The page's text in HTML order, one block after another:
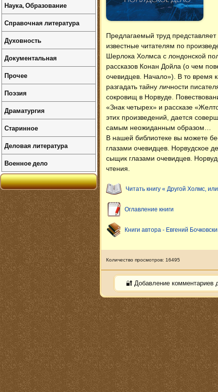
Предлагаемый труд
известные читателям по
Шерлока Холмса с лондонской
рассказов Конан Дойла (о чем
очевидцев. Начало»). В то время
разгадать тайну личности
сокровищ в Норвуде.
«Знак четырех» и рассказе
этих произведений, дается
самым неожиданным образом…
В нашей библиотеке вы можете
глазами очевидцев. Норвудское
сыщик глазами очевидцев.
чтения.
Читать книгу « Другой Холмс,
Оглавление книги
Книги автора - Евгений
Количество просмотров: 16495
🔐 Добавление комментариев
Наука, Образование
Справочная литература
Духовность
Документальная
Прочее
Поэзия
Драматургия
Старинное
Деловая литература
Военное дело